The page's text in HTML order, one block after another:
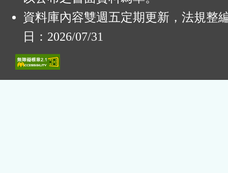
資料庫內容雙週五定期更新，法規整
日：2026/07/31